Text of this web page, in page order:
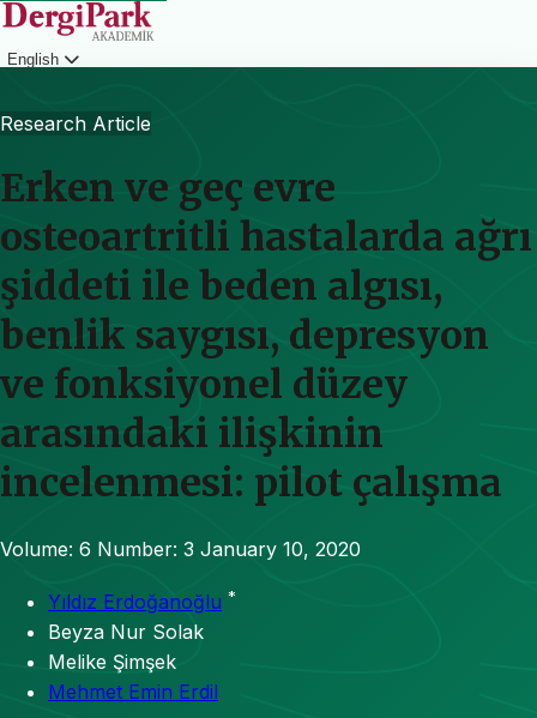
English
Research Article
Erken ve geç evre
osteoartritli hastalarda ağrı
şiddeti ile beden algısı,
benlik saygısı, depresyon
ve fonksiyonel düzey
arasındaki ilişkinin
incelenmesi: pilot çalışma
Volume: 6 Number: 3 January 10, 2020
Yıldız Erdoğanoğlu *
Beyza Nur Solak
Melike Şimşek
Mehmet Emin Erdil